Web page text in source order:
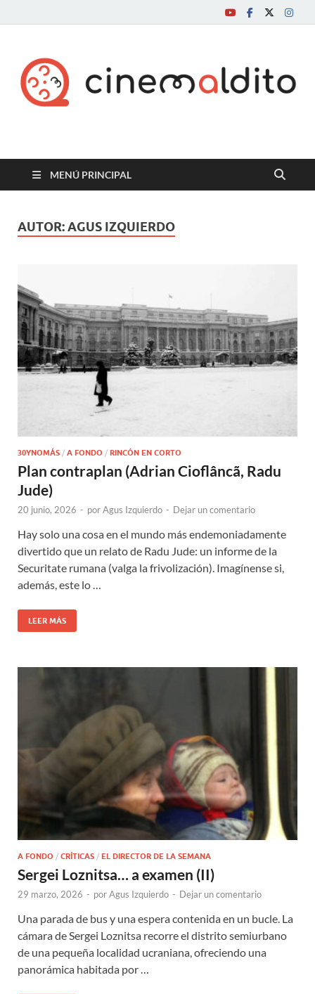
Cine maldito
MENÚ PRINCIPAL
AUTOR:AGUS IZQUIERDO
30YNOMÁS / A FONDO / RINCÓN EN CORTO
Plan contraplan (Adrian Cioflâncã, Radu
Jude)
20 junio, 2026 - porAgus Izquierdo - Dejar un comentario
Hay solo una cosa en el mundo más endemoniadamente
divertido que un relato de Radu Jude: un informe de la
Securitate rumana (valga la frivolización). Imagínense si,
además, este lo …
LEER MÁS
A FONDO / CRÍTICAS / EL DIRECTOR DE LA SEMANA
Sergei Loznitsa… a examen (II)
29 marzo, 2026 - porAgus Izquierdo - Dejar un comentario
Una parada de bus y una espera contenida en un bucle. La
cámara de Sergei Loznitsa recorre el distrito semiurbano
de una pequeña localidad ucraniana, ofreciendo una
panorámica habitada por …